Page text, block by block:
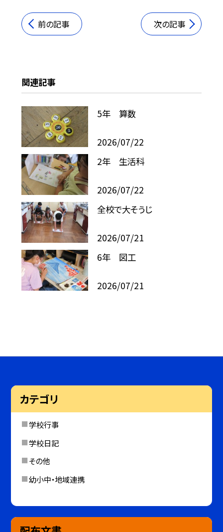
前の記事 次の記事
関連記事
5年 算数
2026/07/22
2年 生活科
2026/07/22
全校で大そうじ
2026/07/21
6年 図工
2026/07/21
カテゴリ
学校行事
学校日記
その他
幼小中・地域連携